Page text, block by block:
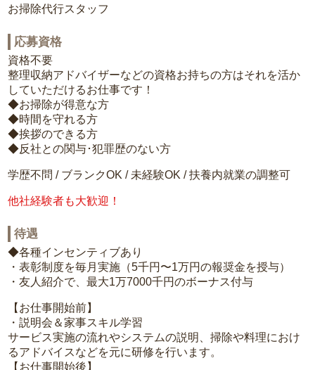
お掃除代行スタッフ
応募資格
資格不要
整理収納アドバイザーなどの資格お持ちの方はそれを活か
していただけるお仕事です！
◆お掃除が得意な方
◆時間を守れる方
◆挨拶のできる方
◆反社との関与･犯罪歴のない方
学歴不問 / ブランクOK / 未経験OK / 扶養内就業の調整可
他社経験者も大歓迎！
待遇
◆各種インセンティブあり
・表彰制度を毎月実施（5千円〜1万円の報奨金を授与）
・友人紹介で、最大1万7000千円のボーナス付与
【お仕事開始前】
・説明会＆家事スキル学習
サービス実施の流れやシステムの説明、掃除や料理におけ
るアドバイスなどを元に研修を行います。
【お仕事開始後】